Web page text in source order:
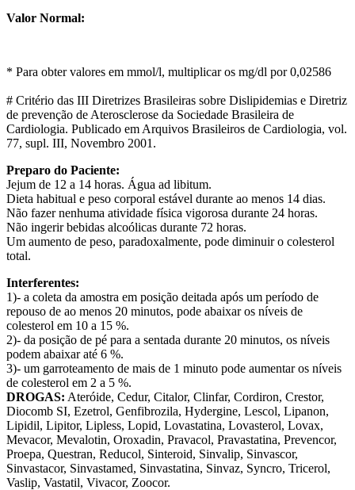
Valor Normal:
* Para obter valores em mmol/l, multiplicar os mg/dl por 0,02586
# Critério das III Diretrizes Brasileiras sobre Dislipidemias e Diretriz
de prevenção de Aterosclerose da Sociedade Brasileira de
Cardiologia. Publicado em Arquivos Brasileiros de Cardiologia, vol.
77, supl. III, Novembro 2001.
Preparo do Paciente:
Jejum de 12 a 14 horas. Água ad libitum.
Dieta habitual e peso corporal estável durante ao menos 14 dias.
Não fazer nenhuma atividade física vigorosa durante 24 horas.
Não ingerir bebidas alcoólicas durante 72 horas.
Um aumento de peso, paradoxalmente, pode diminuir o colesterol
total.
Interferentes:
1)- a coleta da amostra em posição deitada após um período de
repouso de ao menos 20 minutos, pode abaixar os níveis de
colesterol em 10 a 15 %.
2)- da posição de pé para a sentada durante 20 minutos, os níveis
podem abaixar até 6 %.
3)- um garroteamento de mais de 1 minuto pode aumentar os níveis
de colesterol em 2 a 5 %.
DROGAS: Ateróide, Cedur, Citalor, Clinfar, Cordiron, Crestor,
Diocomb SI, Ezetrol, Genfibrozila, Hydergine, Lescol, Lipanon,
Lipidil, Lipitor, Lipless, Lopid, Lovastatina, Lovasterol, Lovax,
Mevacor, Mevalotin, Oroxadin, Pravacol, Pravastatina, Prevencor,
Proepa, Questran, Reducol, Sinteroid, Sinvalip, Sinvascor,
Sinvastacor, Sinvastamed, Sinvastatina, Sinvaz, Syncro, Tricerol,
Vaslip, Vastatil, Vivacor, Zoocor.